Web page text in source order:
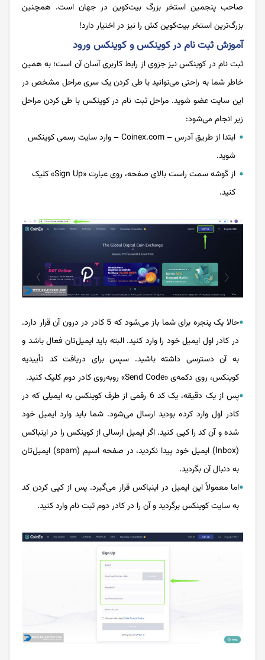
صاحب پنجمین استخر بزرگ بیت‌کوین در جهان است. همچنین
بزرگ‌ترین استخر بیت‌کوین کش را نیز در اختیار دارد!
آموزش ثبت نام در کوینکس وکوینکس ورود
ثبت نام در کوینکس نیز جزوی از رابط کاربری آسان آن است؛ به همین
خاطر شما به راحتی می‌توانید با طی کردن یک سری مراحل مشخص در
این سایت عضو شوید. مراحل ثبت نام در کوینکس با طی کردن مراحل
زیر انجام می‌شود:
ابتدا از طریق آدرس – Coinex.com – وارد سایت رسمی کوینکس
شوید.
از گوشه سمت راست بالای صفحه، روی عبارت «Sign Up» کلیک
کنید.
حالا یک پنجره برای شما باز می‌شود که 5 کادر در درون آن قرار دارد.
در کادر اول ایمیل خود را وارد کنید. البته باید ایمیل‌تان فعال باشد و
به آن دسترسی داشته باشید. سپس برای دریافت کد تأییدیه
کوینکس، روی دکمه‌ی «Send Code» روبه‌روی کادر دوم کلیک کنید.
پس از یک دقیقه، یک کد 6 رقمی از طرف کوینکس به ایمیلی که در
کادر اول وارد کرده بودید ارسال می‌شود. شما باید وارد ایمیل خود
شده و آن کد را کپی کنید. اگر ایمیل ارسالی از کوینکس را در اینباکس
(Inbox) ایمیل خود پیدا نکردید، در صفحه اسپم (spam) ایمیل‌تان
به دنبال آن بگردید.
اما معمولاً این ایمیل در اینباکس قرار می‌گیرد. پس از کپی کردن کد
به سایت کوینکس برگردید و آن را در کادر دوم ثبت نام وارد کنید.